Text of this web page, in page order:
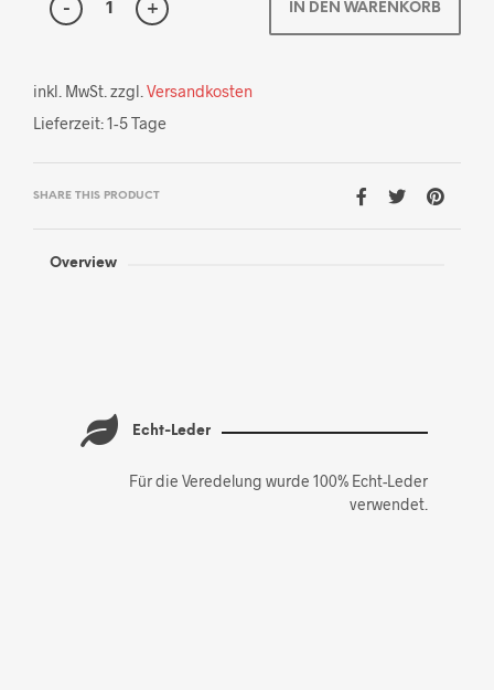
IN DEN WARENKORB
inkl. MwSt.zzgl.Versandkosten
Lieferzeit:1-5 Tage
SHARE THIS PRODUCT
Overview
Echt-Leder
Für die Veredelung wurde 100% Echt-Leder
verwendet.